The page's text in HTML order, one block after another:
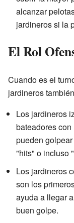
alcanzar
jardineros si la
El Rol
Cuando es el
jardineros
Los jardineros
bateadores
pueden
"hits" o incluso
Los jardineros
son los
ayuda a llegar
buen golpe.